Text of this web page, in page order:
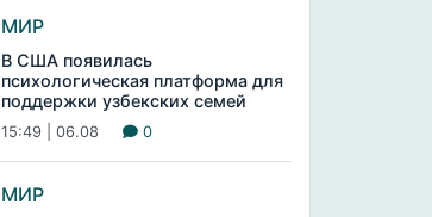
МИР
В США появилась
психологическая платформа для
поддержки узбекских семей
15:49 | 06.08 0
МИР